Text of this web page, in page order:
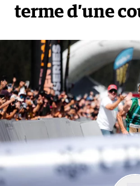
terme d’une